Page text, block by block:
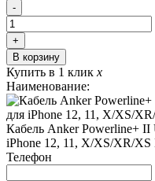
-
+
В корзину
Купить в 1 клик x
Наименование:
Кабель Anker Powerline+ II
iPhone 12, 11, X/XS/XR/XS
Телефон